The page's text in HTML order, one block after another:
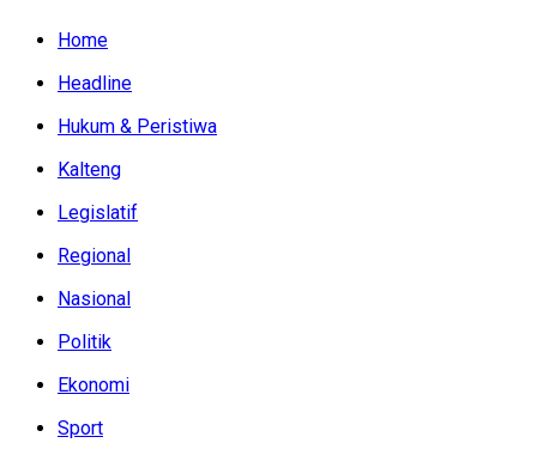
Home
Headline
Hukum & Peristiwa
Kalteng
Legislatif
Regional
Nasional
Politik
Ekonomi
Sport